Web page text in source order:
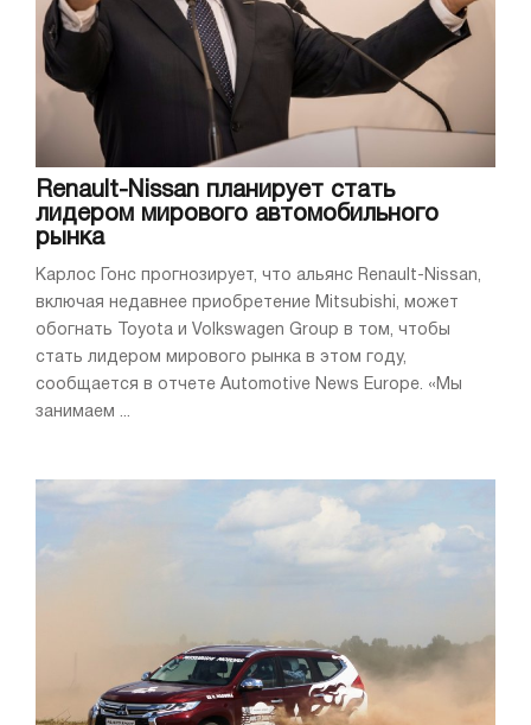
Renault-Nissan планирует стать
лидером мирового автомобильного
рынка
Карлос Гонс прогнозирует, что альянс Renault-Nissan,
включая недавнее приобретение Mitsubishi, может
обогнать Toyota и Volkswagen Group в том, чтобы
стать лидером мирового рынка в этом году,
сообщается в отчете Automotive News Europe. «Мы
занимаем ...